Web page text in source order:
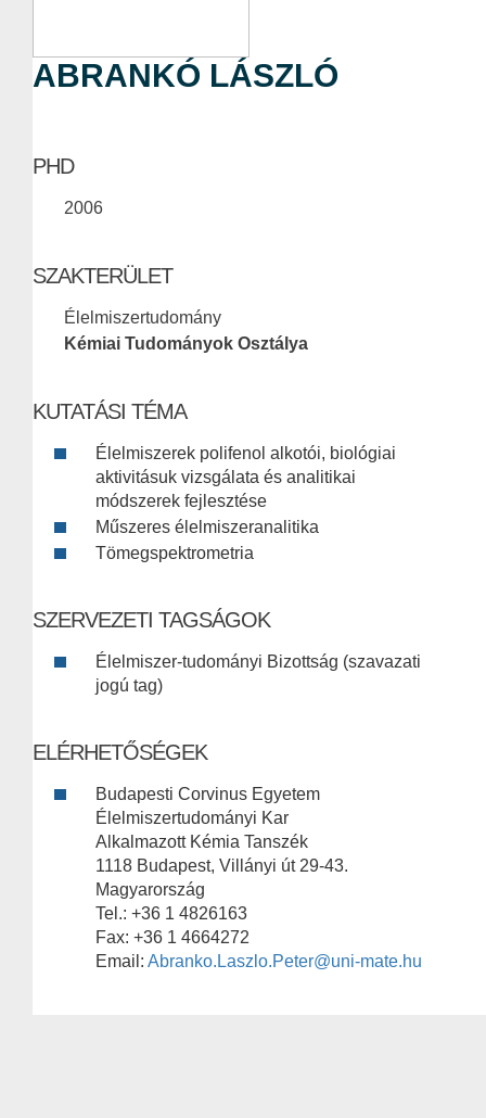
ABRANKÓ LÁSZLÓ
PHD
2006
SZAKTERÜLET
Élelmiszertudomány
Kémiai Tudományok Osztálya
KUTATÁSI TÉMA
Élelmiszerek polifenol alkotói, biológiai
aktivitásuk vizsgálata és analitikai
módszerek fejlesztése
Műszeres élelmiszeranalitika
Tömegspektrometria
SZERVEZETI TAGSÁGOK
Élelmiszer-tudományi Bizottság (szavazati
jogú tag)
ELÉRHETŐSÉGEK
Budapesti Corvinus Egyetem
Élelmiszertudományi Kar
Alkalmazott Kémia Tanszék
1118 Budapest, Villányi út 29-43.
Magyarország
Tel.: +36 1 4826163
Fax: +36 1 4664272
Email: Abranko.Laszlo.Peter@uni-mate.hu